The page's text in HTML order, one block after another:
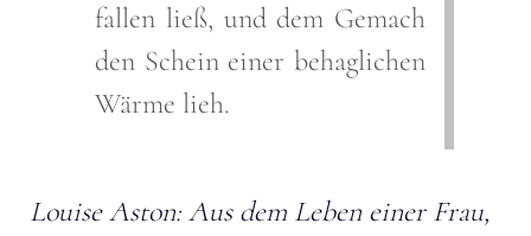
fallen ließ, und dem Gemach
den Schein einer behaglichen
Wärme lieh.
Louise Aston: Aus dem Leben einer Frau,